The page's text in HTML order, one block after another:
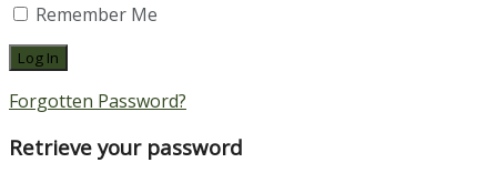
Remember Me
Forgotten Password?
Retrieve your password